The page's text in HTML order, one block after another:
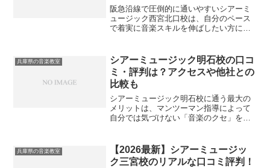
阪急沿線で圧倒的に通いやすいシアーミ
ュージック西宮北口校は、自分のペース
で着実に音楽スキルを伸ばしたい方に最
直し、客観的なフィードバックを得なが
ら最短ルートで上達できま...
兵庫県の音楽教室
シアーミュージック明石校の口コ
ミ・評判は？アクセスや他社との
比較も
シアーミュージック明石校に通う最大の
メリットは、マンツーマン指導によって
自分では気づけない「音楽のクセ」を修
を受けることで、正しい発声やフォーム
の基礎が身につき、上達へ...
兵庫県の音楽教室
【2026最新】シアーミュージッ
ク三宮校のリアルな口コミ評判！